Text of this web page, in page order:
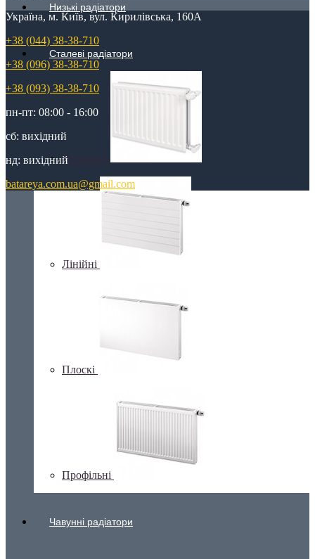
Низькі радіатори
Сталеві радіатори
Гігієнічні
Лінійні
Плоскі
Профільні
Чавунні радіатори
Україна, м. Київ, вул. Кирилівська, 160А
+38 (044) 38-38-710
+38 (096) 38-38-710
+38 (093) 38-38-710
пн-пт: 08:00 - 16:00
сб: вихідний
нд: вихідний
batareya.com.ua@gmail.com